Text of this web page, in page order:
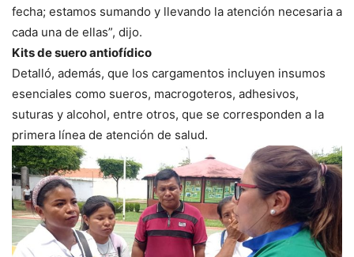
fecha; estamos sumando y llevando la atención necesaria a
cada una de ellas”, dijo.
Kits de suero antiofídico
Detalló, además, que los cargamentos incluyen insumos
esenciales como sueros, macrogoteros, adhesivos,
suturas y alcohol, entre otros, que se corresponden a la
primera línea de atención de salud.